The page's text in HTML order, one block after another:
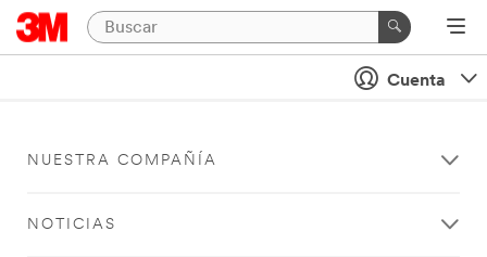
Cuenta
NUESTRA COMPAÑÍA
NOTICIAS